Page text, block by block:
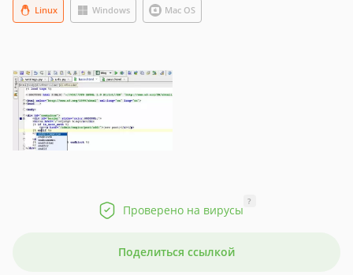
Windows
Linux Mac OS
Проверено на вирусы
?
Поделиться ссылкой